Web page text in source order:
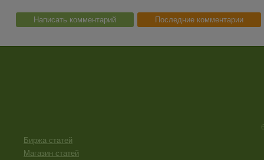
Написать комментарий Последние комментарии
Биржа статей
Магазин статей